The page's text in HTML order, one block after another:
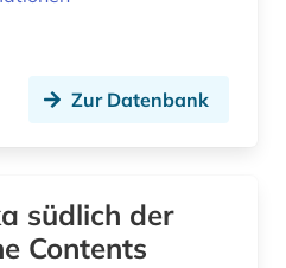
Zur Datenbank
südlich der
Contents